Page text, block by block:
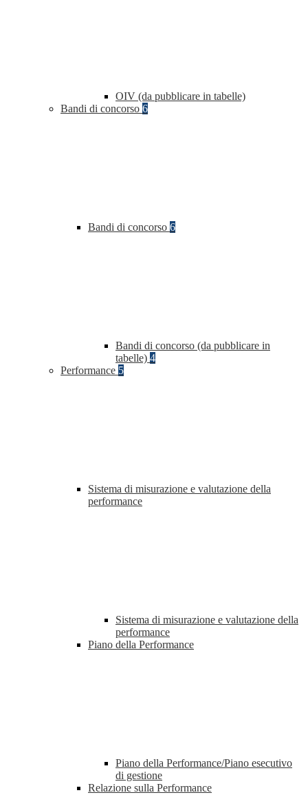
OIV (da pubblicare in tabelle)
Bandi di concorso 6
Bandi di concorso 6
Bandi di concorso (da pubblicare in
tabelle) 4
Performance 5
Sistema di misurazione e valutazione della
performance
Sistema di misurazione e valutazione della
performance
Piano della Performance
Piano della Performance/Piano esecutivo
di gestione
Relazione sulla Performance